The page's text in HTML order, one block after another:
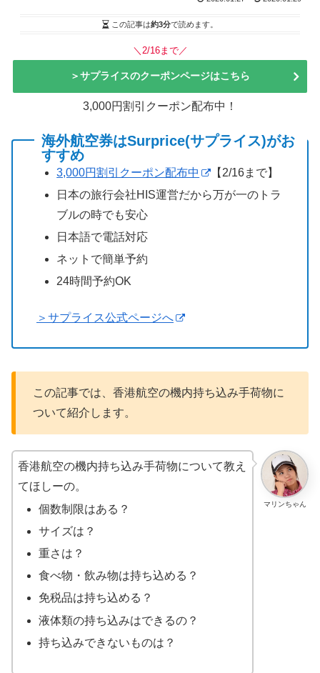
この記事は約3分で読めます。
＼2/16まで／
＞サプライスのクーポンページはこちら
3,000円割引クーポン配布中！
海外航空券はSurprice(サプライス)がお
すすめ
3,000円割引クーポン配布中
【2/16まで】
日本の旅行会社HIS運営だから万が一のトラ
ブルの時でも安心
日本語で電話対応
ネットで簡単予約
24時間予約OK
＞サプライス公式ページへ
この記事では、香港航空の機内持ち込み手荷物に
ついて紹介します。
マリンちゃん
香港航空の機内持ち込み手荷物について教え
てほしーの。
個数制限はある？
サイズは？
重さは？
食べ物・飲み物は持ち込める？
免税品は持ち込める？
液体類の持ち込みはできるの？
持ち込みできないものは？